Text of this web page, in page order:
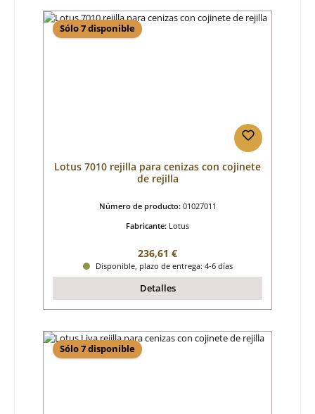
Sólo 7 disponible
Lotus 7010 rejilla para cenizas con cojinete
de rejilla
Número de producto: 01027011
Fabricante: Lotus
Precio normal:
236,61 €
Disponible, plazo de entrega: 4-6 días
Detalles
Sólo 7 disponible